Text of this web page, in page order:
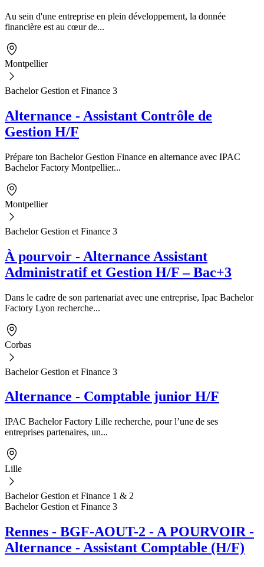
Au sein d'une entreprise en plein développement, la donnée
financière est au cœur de...
Montpellier
Bachelor Gestion et Finance 3
Alternance - Assistant Contrôle de
Gestion H/F
Prépare ton Bachelor Gestion Finance en alternance avec IPAC
Bachelor Factory Montpellier...
Montpellier
Bachelor Gestion et Finance 3
À pourvoir - Alternance Assistant
Administratif et Gestion H/F – Bac+3
Dans le cadre de son partenariat avec une entreprise, Ipac Bachelor
Factory Lyon recherche...
Corbas
Bachelor Gestion et Finance 3
Alternance - Comptable junior H/F
IPAC Bachelor Factory Lille recherche, pour l’une de ses
entreprises partenaires, un...
Lille
Bachelor Gestion et Finance 1 & 2
Bachelor Gestion et Finance 3
Rennes - BGF-AOUT-2 - A POURVOIR -
Alternance - Assistant Comptable (H/F)